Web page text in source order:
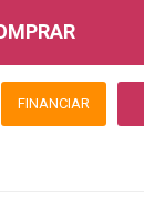
FINANCIAR